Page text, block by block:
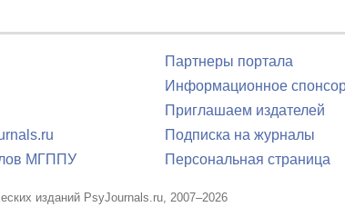
МГППУ
Партнеры портала
Информационное
Приглашаем издателей
Подписка на журналы
Персональная страница
изданий PsyJournals.ru, 2007–2026